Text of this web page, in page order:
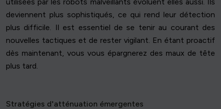
deviennent plus sophistiqués, ce qui rend leur détection
plus difficile. Il est essentiel de se tenir au courant des
nouvelles tactiques et de rester vigilant. En étant proactif
dès maintenant, vous vous épargnerez des maux de tête
plus tard.
Stratégies d'atténuation émergentes